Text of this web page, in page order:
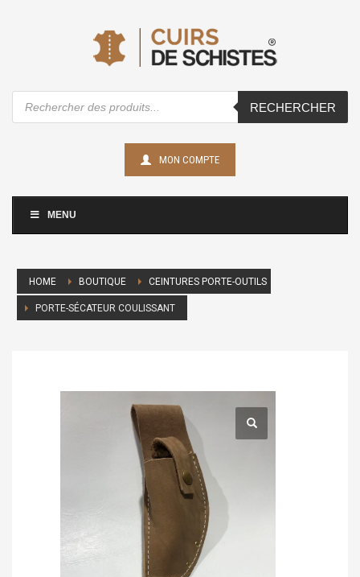
Recherche
de
produits
RECHERCHER
MON COMPTE
MENU
HOME BOUTIQUE CEINTURES PORTE-OUTILS
PORTE-SÉCATEUR COULISSANT